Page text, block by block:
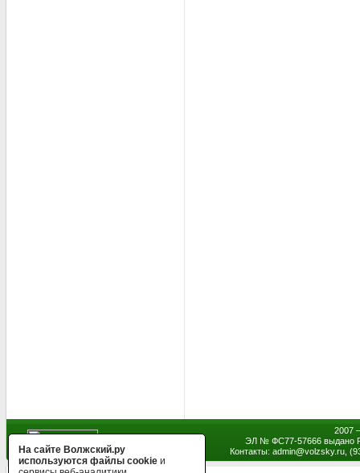
2007
ЭЛ № ФС77-57666 выдано
Контакты: admin@volzsky.ru,
На сайте Волжский.ру
используются файлы cookie и